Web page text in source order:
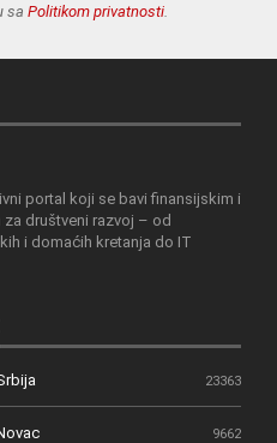
sa Politikom privatnosti.
portal koji se bavi finansijskim i
društveni razvoj – od
i domaćih kretanja do IT
23363
9662